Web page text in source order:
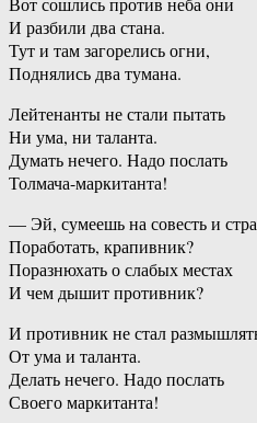
И разбили два стана.
Тут и там загорелись огни,
Поднялись два тумана.
Лейтенанты не стали пытать
Ни ума, ни таланта.
Думать нечего. Надо послать
Толмача-маркитанта!
— Эй, сумеешь на совесть и
Поработать, крапивник?
Поразнюхать о слабых местах
И чем дышит противник?
И противник не стал
От ума и таланта.
Делать нечего. Надо послать
Своего маркитанта!